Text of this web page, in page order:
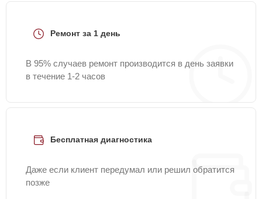
Ремонт за 1 день
В 95% случаев ремонт производится в день заявки
в течение 1-2 часов
Бесплатная диагностика
Даже если клиент передумал или решил обратится
позже